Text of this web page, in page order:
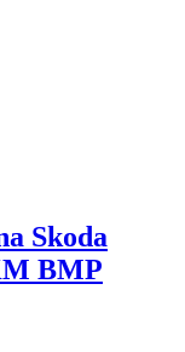
Skoda
BMP